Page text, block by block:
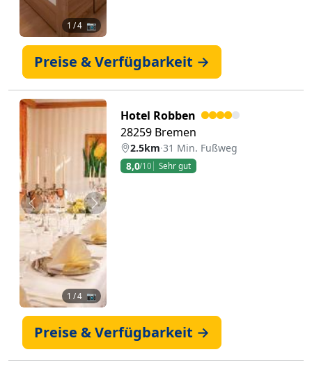
1 / 4 📷
Preise & Verfügbarkeit →
Zurück Weiter
1 / 4 📷
Hotel Robben
28259 Bremen
2.5km·31 Min. Fußweg
8,0/10 Sehr gut
Preise & Verfügbarkeit →